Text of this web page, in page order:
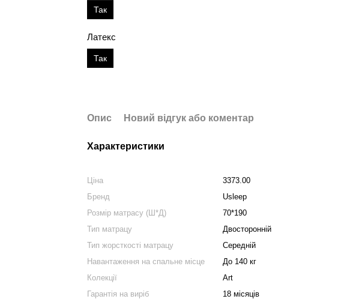
Так
Латекс
Так
Опис Новий відгук або коментар
Характеристики
Ціна
3373.00
Бренд
Usleep
Розмір матрасу (Ш*Д)
70*190
Тип матрацу
Двосторонній
Тип жорсткості матрацу
Середній
Навантаження на спальне місце
До 140 кг
Колекції
Art
Гарантія на виріб
18 місяців